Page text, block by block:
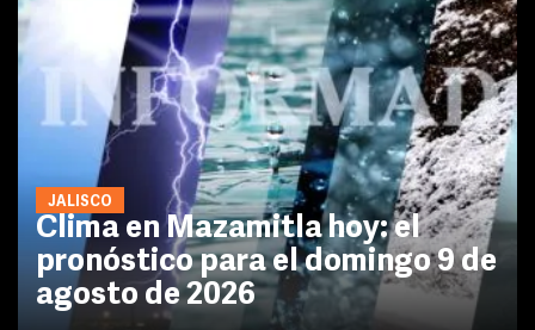
JALISCO
Clima en Mazamitla hoy: el
pronóstico para el domingo 9 de
agosto de 2026